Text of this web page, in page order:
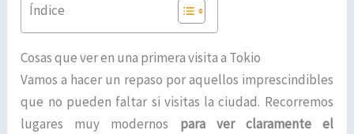
Índice
Cosas que ver en una primera visita a Tokio
Vamos a hacer un repaso por aquellos imprescindibles
que no pueden faltar si visitas la ciudad. Recorremos
lugares muy modernos para ver claramente el